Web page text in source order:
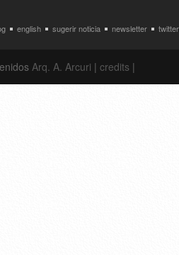
english sugerir noticia newsletter twitter
Arq. A. Arcuri | credits |